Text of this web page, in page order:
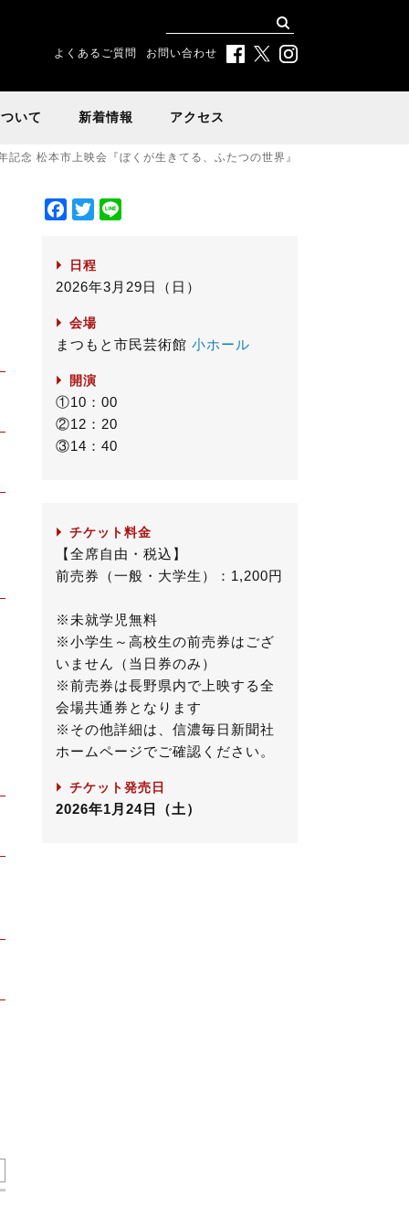
よくあるご質問 お問い合わせ
いて 新着情報 アクセス
念 松本市上映会『ぼくが生きてる、ふたつの世界』
F
e
b
o
o
T
t
t
e
日程
2026年3月29日（日）
会場
まつもと市民芸術館 小ホール
開演
①10：00
②12：20
③14：40
チケット料金
【全席自由・税込】
前売券（一般・大学生）：1,200円
※未就学児無料
※小学生～高校生の前売券はござ
いません（当日券のみ）
※前売券は長野県内で上映する全
会場共通券となります
※その他詳細は、信濃毎日新聞社
ホームページでご確認ください。
チケット発売日
2026年1月24日（土）